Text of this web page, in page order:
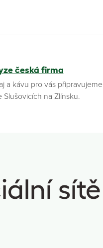
česká firma
a kávu pro vás připravujeme
Slušovicích na Zlínsku.
sítě